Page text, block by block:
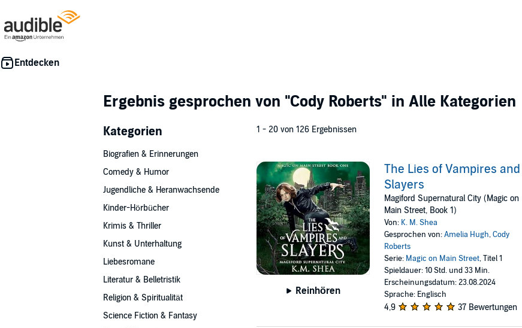
Ergebnis gesprochen von "Cody Roberts" in Alle Kategorien
Kategorien
Biografien & Erinnerungen
Comedy & Humor
Jugendliche & Heranwachsende
Kinder-Hörbücher
Krimis & Thriller
Kunst & Unterhaltung
Liebesromane
Literatur & Belletristik
Religion & Spiritualität
Science Fiction & Fantasy
1 - 20 von 126 Ergebnissen
Reinhören
The Lies of Vampires and
Slayers
Magiford Supernatural City (Magic on
Main Street, Book 1)
Von: K. M. Shea
Gesprochen von:Amelia Hugh,Cody
Roberts
Serie: Magic on Main Street, Titel 1
Spieldauer: 10 Std. und 33 Min.
Erscheinungsdatum: 23.08.2024
Sprache: Englisch
4,9 37 Bewertungen